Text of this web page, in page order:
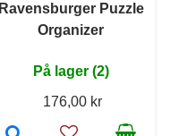
Ravensburger Puzzle
Organizer
På lager (2)
176,00 kr